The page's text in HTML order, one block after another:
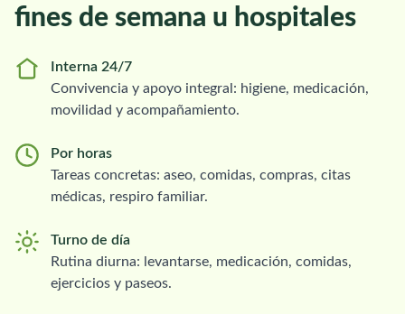
fines de semana u hospitales
Interna 24/7
Convivencia y apoyo integral: higiene, medicación,
movilidad y acompañamiento.
Por horas
Tareas concretas: aseo, comidas, compras, citas
médicas, respiro familiar.
Turno de día
Rutina diurna: levantarse, medicación, comidas,
ejercicios y paseos.